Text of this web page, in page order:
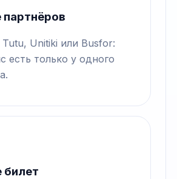
партнёров
Unitiki или Busfor:
есть только у одного
билет